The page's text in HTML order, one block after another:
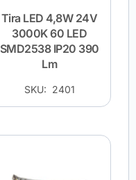
Tira LED 4,8W 24V
3000K 60 LED
SMD2538 IP20 390
Lm
SKU: 2401